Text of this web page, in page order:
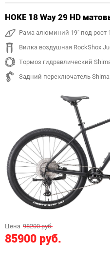
HOKE 18 Way 29 HD
Рама алюминий 19" под рост
Тормоз гидравлический
Задний переключатель
Цена 98200 руб.
85900 руб.